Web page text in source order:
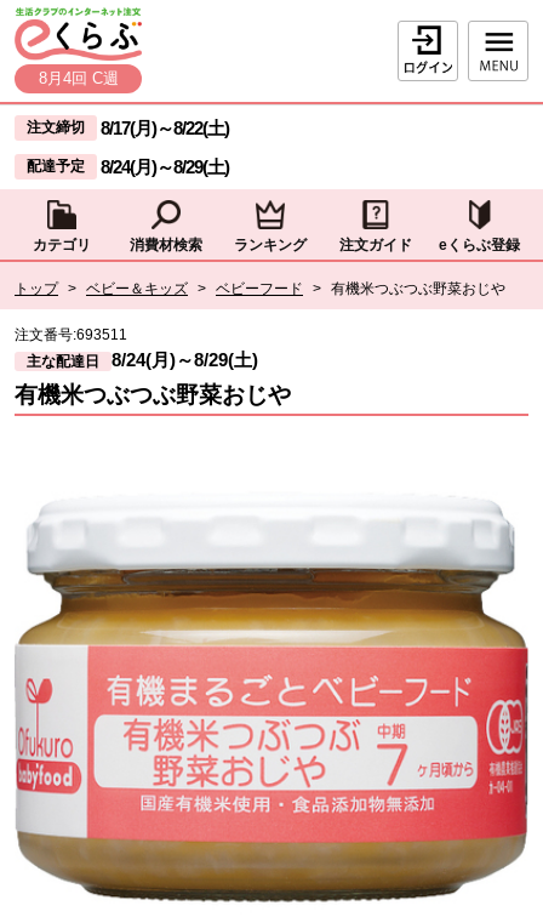
ページの先頭です。
本文へジャンプする。
8月4回 C週
ログイン
ここからサイト内共通メニューです。
サイト内共通メニューをスキップする
注文締切 8/17(月)～8/22(土)
配達予定 8/24(月)～8/29(土)
カテゴリ 消費材検索 ランキング 注文ガイド eくらぶ登録
トップ > ベビー＆キッズ > ベビーフード > 有機米つぶつぶ野菜おじや
現在位置ここまで
注文番号:693511
主な配達日
8/24(月)～8/29(土)
有機米つぶつぶ野菜おじや